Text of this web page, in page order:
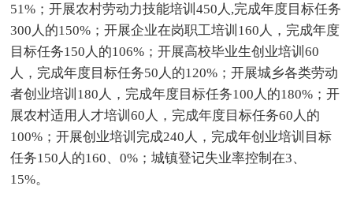
51%；开展农村劳动力技能培训450人,完成年度目标任务
300人的150%；开展企业在岗职工培训160人，完成年度
目标任务150人的106%；开展高校毕业生创业培训60
人，完成年度目标任务50人的120%；开展城乡各类劳动
者创业培训180人，完成年度目标任务100人的180%；开
展农村适用人才培训60人，完成年度目标任务60人的
100%；开展创业培训完成240人，完成年创业培训目标
任务150人的160、0%；城镇登记失业率控制在3、
15%。